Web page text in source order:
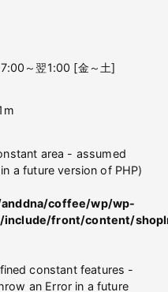
～翌1:00 [金～土]
area - assumed
a future version of PHP)
coffee/wp/wp-
front/content/
constant features -
an Error in a future